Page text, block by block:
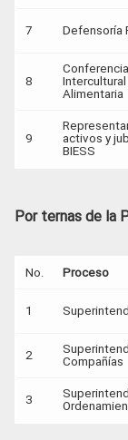
7 Defensoría
8
Alimentaria
9
activos y
BIESS
Por ternas de la
No. Proceso
1
2
Compañías
3